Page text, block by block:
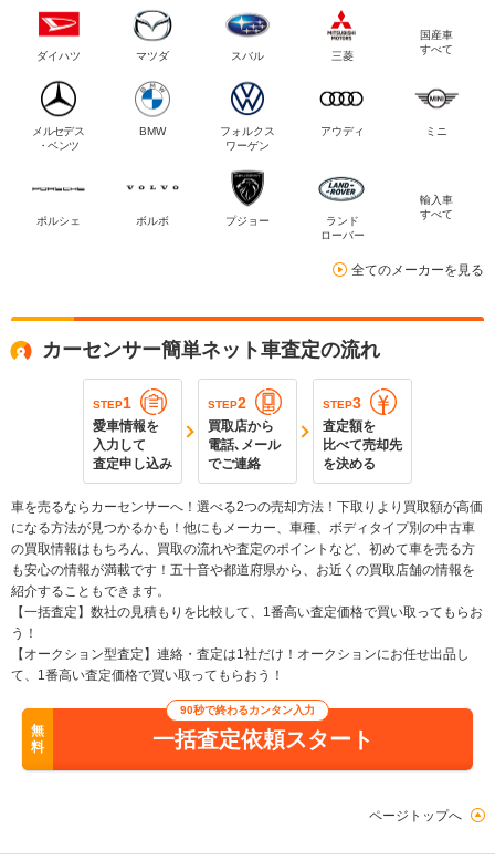
ダイハツ マツダ スバル 三菱
国産車
すべて
メルセデス
・ベンツ
BMW
フォルクス
ワーゲン
アウディ ミニ
ポルシェ ボルボ プジョー
ランド
ローバー
輸入車
すべて
全てのメーカーを見る
カーセンサー簡単ネット車査定の流れ
STEP1
愛車情報を
入力して
査定申し込み
STEP2
買取店から
電話､メール
でご連絡
STEP3
査定額を
比べて売却先
を決める
車を売るならカーセンサーへ！選べる2つの売却方法！下取りより買取額が高価
になる方法が見つかるかも！他にもメーカー、車種、ボディタイプ別の中古車
の買取情報はもちろん、買取の流れや査定のポイントなど、初めて車を売る方
も安心の情報が満載です！五十音や都道府県から、お近くの買取店舗の情報を
紹介することもできます。
【一括査定】数社の見積もりを比較して、1番高い査定価格で買い取ってもらお
う！
【オークション型査定】連絡・査定は1社だけ！オークションにお任せ出品し
て、1番高い査定価格で買い取ってもらおう！
無
料
90秒で終わるカンタン入力
一括査定依頼スタート
ページトップへ